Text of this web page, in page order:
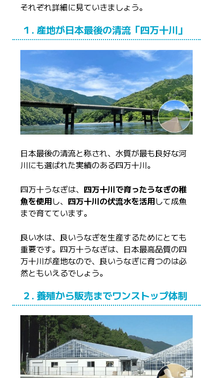
それぞれ詳細に見ていきましょう。
１. 産地が日本最後の清流「四万十川」
日本最後の清流と称され、水質が最も良好な河
川にも選ばれた実績のある四万十川。
四万十うなぎは、 四万十川で育ったうなぎの稚
魚を使用し、 四万十川の伏流水を活用して成魚
まで育てています。
良い水は、良いうなぎを生産するためにとても
重要です。四万十うなぎは、日本最高品質の四
万十川が産地なので、良いうなぎに育つのは必
然ともいえるでしょう。
２. 養殖から販売までワンストップ体制